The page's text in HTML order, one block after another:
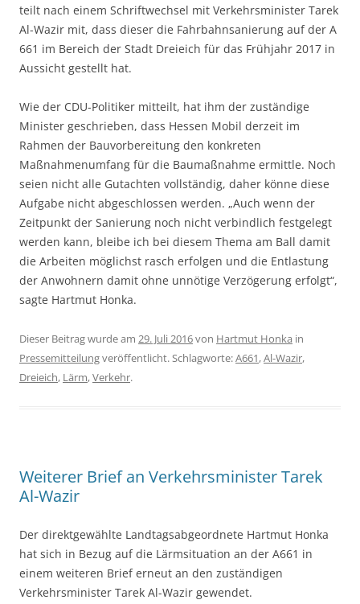
teilt nach einem Schriftwechsel mit Verkehrsminister Tarek
Al-Wazir mit, dass dieser die Fahrbahnsanierung auf der A
661 im Bereich der Stadt Dreieich für das Frühjahr 2017 in
Aussicht gestellt hat.
Wie der CDU-Politiker mitteilt, hat ihm der zuständige
Minister geschrieben, dass Hessen Mobil derzeit im
Rahmen der Bauvorbereitung den konkreten
Maßnahmenumfang für die Baumaßnahme ermittle. Noch
seien nicht alle Gutachten vollständig, daher könne diese
Aufgabe nicht abgeschlossen werden. „Auch wenn der
Zeitpunkt der Sanierung noch nicht verbindlich festgelegt
werden kann, bleibe ich bei diesem Thema am Ball damit
die Arbeiten möglichst rasch erfolgen und die Entlastung
der Anwohnern damit ohne unnötige Verzögerung erfolgt“,
sagte Hartmut Honka.
Dieser Beitrag wurde am 29. Juli 2016von Hartmut Honka in
Pressemitteilungveröffentlicht. Schlagworte:A661,Al-Wazir,
Dreieich, Lärm,Verkehr.
Weiterer Brief an Verkehrsminister Tarek
Al-Wazir
Der direktgewählte Landtagsabgeordnete Hartmut Honka
hat sich in Bezug auf die Lärmsituation an der A661 in
einem weiteren Brief erneut an den zuständigen
Verkehrsminister Tarek Al-Wazir gewendet.